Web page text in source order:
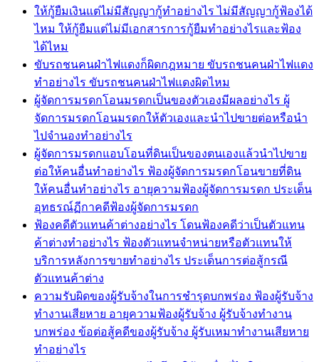
ให้กู้ยืมเงินแต่ไม่มีสัญญากู้ทำอย่างไร ไม่มีสัญญากู้ฟ้องได้
ไหม ให้กู้ยืมแต่ไม่มีเอกสารการกู้ยืมทำอย่างไรและฟ้อง
ได้ไหม
ขับรถชนคนฝ่าไฟแดงก็ผิดกฎหมาย ขับรถชนคนฝ่าไฟแดง
ทำอย่างไร ขับรถชนคนฝ่าไฟแดงผิดไหม
ผู้จัดการมรดกโอนมรดกเป็นของตัวเองมีผลอย่างไร ผู้
จัดการมรดกโอนมรดกให้ตัวเองและนำไปขายต่อหรือนำ
ไปจำนองทำอย่างไร
ผู้จัดการมรดกแอบโอนที่ดินเป็นของตนเองแล้วนำไปขาย
ต่อให้คนอื่นทำอย่างไร ฟ้องผู้จัดการมรดกโอนขายที่ดิน
ให้คนอื่นทำอย่างไร อายุความฟ้องผู้จัดการมรดก ประเด็น
อุทธรณ์ฏีกาคดีฟ้องผู้จัดการมรดก
ฟ้องคดีตัวแทนค้าต่างอย่างไร โดนฟ้องคดีว่าเป็นตัวแทน
ค้าต่างทำอย่างไร ฟ้องตัวแทนจำหน่ายหรือตัวแทนให้
บริการหลังการขายทำอย่างไร ประเด็นการต่อสู้กรณี
ตัวแทนค้าต่าง
ความรับผิดของผู้รับจ้างในการชำรุดบกพร่อง ฟ้องผู้รับจ้าง
ทำงานเสียหาย อายุความฟ้องผู้รับจ้าง ผู้รับจ้างทำงาน
บกพร่อง ข้อต่อสู้คดีของผู้รับจ้าง ผู้รับเหมาทำงานเสียหาย
ทำอย่างไร